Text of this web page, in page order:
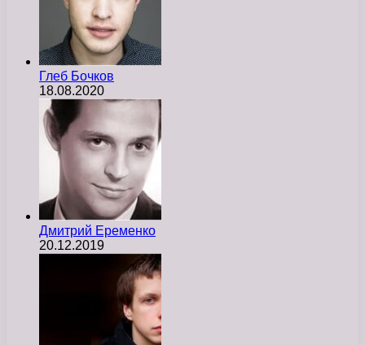
Глеб Бочков
18.08.2020
Дмитрий Еременко
20.12.2019